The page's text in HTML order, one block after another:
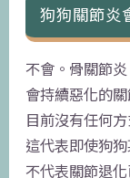
狗狗關節炎
不會。骨關節
會持續惡化的
目前沒有任何
這代表即使狗
不代表關節退